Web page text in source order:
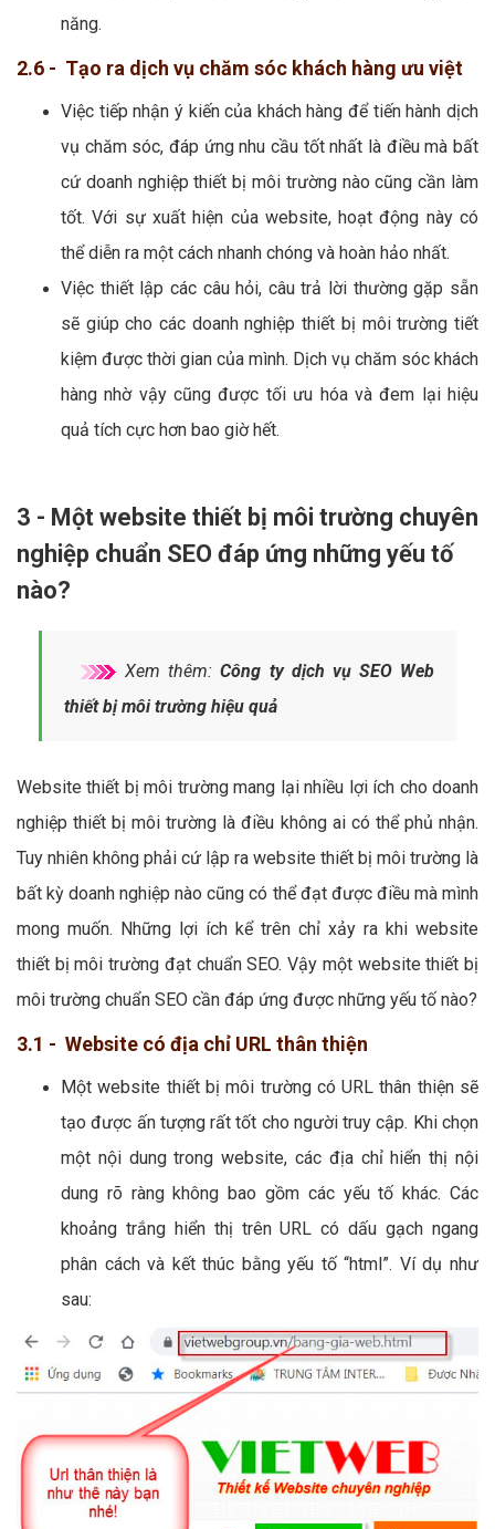
năng.
2.6 - Tạo ra dịch vụ chăm sóc khách hàng ưu việt
Việc tiếp nhận ý kiến của khách hàng để tiến hành dịch
vụ chăm sóc, đáp ứng nhu cầu tốt nhất là điều mà bất
cứ doanh nghiệp thiết bị môi trường nào cũng cần làm
tốt. Với sự xuất hiện của website, hoạt động này có
thể diễn ra một cách nhanh chóng và hoàn hảo nhất.
Việc thiết lập các câu hỏi, câu trả lời thường gặp sẵn
sẽ giúp cho các doanh nghiệp thiết bị môi trường tiết
kiệm được thời gian của mình. Dịch vụ chăm sóc khách
hàng nhờ vậy cũng được tối ưu hóa và đem lại hiệu
quả tích cực hơn bao giờ hết.
3 - Một website thiết bị môi trường chuyên
nghiệp chuẩn SEO đáp ứng những yếu tố
nào?
Xem thêm:Công ty dịch vụ SEO Web
thiết bị môi trường hiệu quả
Website thiết bị môi trường mang lại nhiều lợi ích cho doanh
nghiệp thiết bị môi trường là điều không ai có thể phủ nhận.
Tuy nhiên không phải cứ lập ra website thiết bị môi trường là
bất kỳ doanh nghiệp nào cũng có thể đạt được điều mà mình
mong muốn. Những lợi ích kể trên chỉ xảy ra khi website
thiết bị môi trường đạt chuẩn SEO. Vậy một website thiết bị
môi trường chuẩn SEO cần đáp ứng được những yếu tố nào?
3.1 - Website có địa chỉ URL thân thiện
Một website thiết bị môi trường có URL thân thiện sẽ
tạo được ấn tượng rất tốt cho người truy cập. Khi chọn
một nội dung trong website, các địa chỉ hiển thị nội
dung rõ ràng không bao gồm các yếu tố khác. Các
khoảng trắng hiển thị trên URL có dấu gạch ngang
phân cách và kết thúc bằng yếu tố “html”. Ví dụ như
sau: